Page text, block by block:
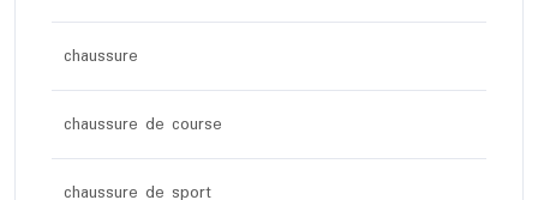
chaussure
chaussure de course
chaussure de sport